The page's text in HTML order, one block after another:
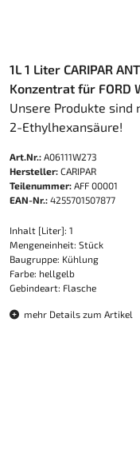
1L 1 Liter CARIPAR
Konzentrat für FORD
Unsere Produkte sind
2-Ethylhexansäure!
Art.Nr.: A06111W273
Hersteller: CARIPAR
Teilenummer: AFF 00001
EAN-Nr.: 4255701507877
Inhalt [Liter]: 1
Mengeneinheit: Stück
Baugruppe: Kühlung
Farbe: hellgelb
Gebindeart: Flasche
mehr Details zum Artikel